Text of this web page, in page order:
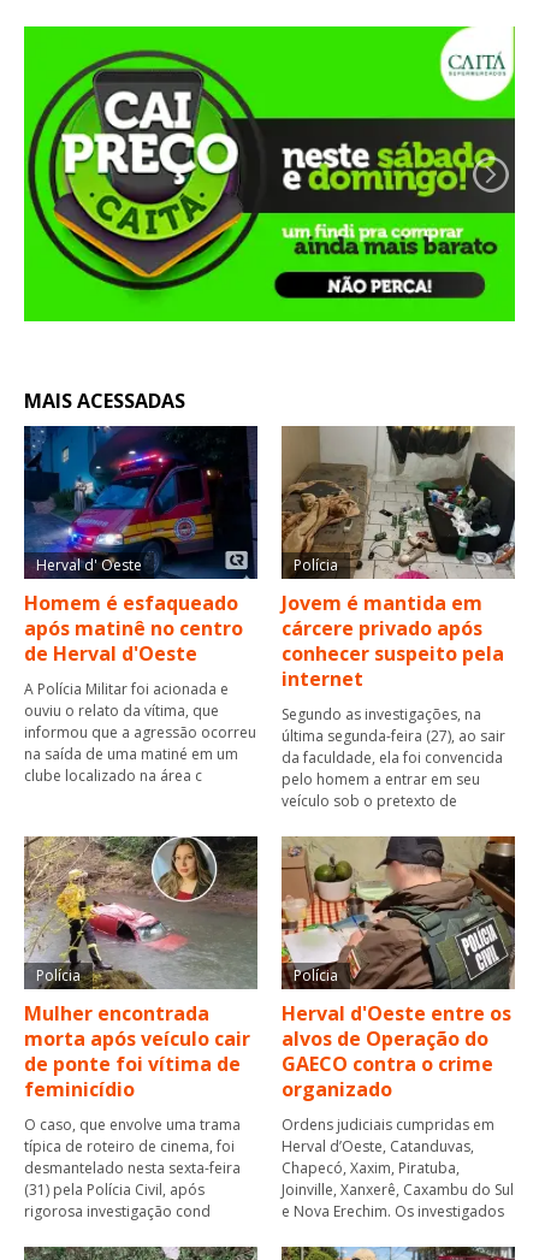
MAIS ACESSADAS
Herval d' Oeste
Homem é esfaqueado
após matinê no centro
de Herval d'Oeste
A Polícia Militar foi acionada e
ouviu o relato da vítima, que
informou que a agressão ocorreu
na saída de uma matiné em um
clube localizado na área c
Polícia
Jovem é mantida em
cárcere privado após
conhecer suspeito pela
internet
Segundo as investigações, na
última segunda-feira (27), ao sair
da faculdade, ela foi convencida
pelo homem a entrar em seu
veículo sob o pretexto de
Polícia
Mulher encontrada
morta após veículo cair
de ponte foi vítima de
feminicídio
O caso, que envolve uma trama
típica de roteiro de cinema, foi
desmantelado nesta sexta-feira
(31) pela Polícia Civil, após
rigorosa investigação cond
Polícia
Herval d'Oeste entre os
alvos de Operação do
GAECO contra o crime
organizado
Ordens judiciais cumpridas em
Herval d’Oeste, Catanduvas,
Chapecó, Xaxim, Piratuba,
Joinville, Xanxerê, Caxambu do Sul
e Nova Erechim. Os investigados